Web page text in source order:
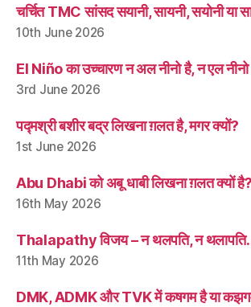
चर्चित TMC सांसद सयानी, सायनी, सयोनी या
10th June 2026
El Niño का उच्चारण न अल नीनो है, न एल नीनो
3rd June 2026
पद्मश्री बशीर बद्र लिखना ग़लत है, मगर क्यों?
1st June 2026
Abu Dhabi को अबू धाबी लिखना ग़लत क्यों है?
16th May 2026
Thalapathy विजय – न थलपति, न
11th May 2026
DMK, ADMK और TVK में कषगम है या